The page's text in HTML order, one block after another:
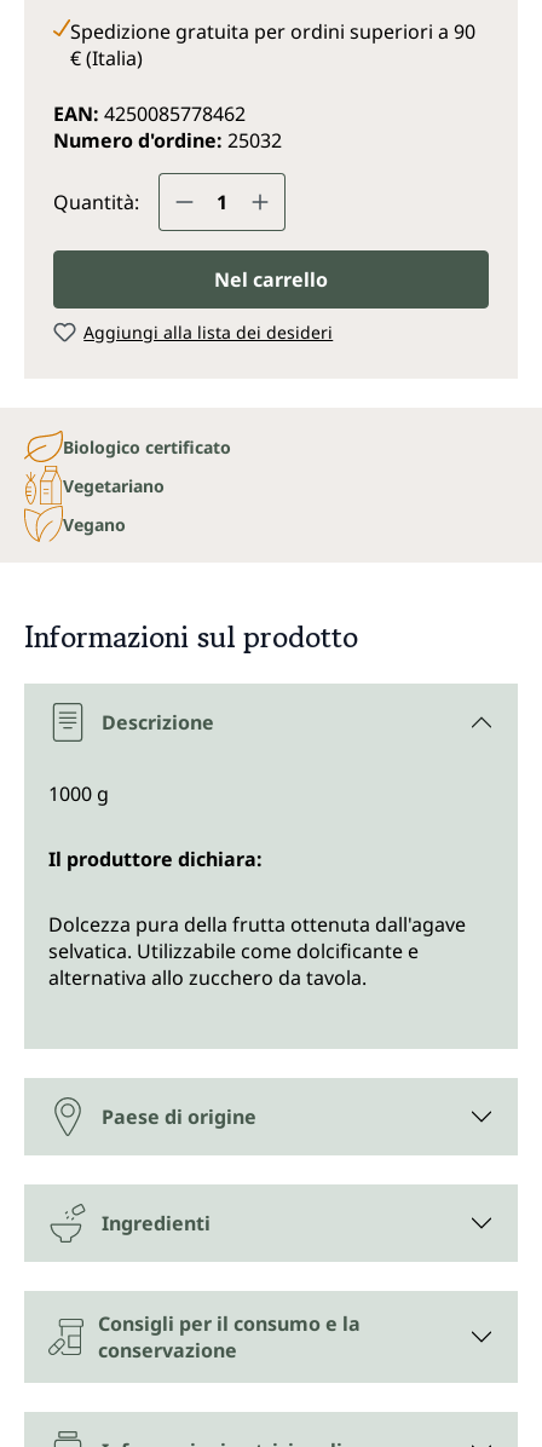
Spedizione gratuita per ordini superiori a 90
€ (Italia)
EAN: 4250085778462
Numero d'ordine: 25032
Quantità: Quantità del prodotto:
Nel carrello
Aggiungi alla lista dei desideri
Biologico certificato
Vegetariano
Vegano
Informazioni sul prodotto
Descrizione
1000 g
Il produttore dichiara:
Dolcezza pura della frutta ottenuta dall'agave
selvatica. Utilizzabile come dolcificante e
alternativa allo zucchero da tavola.
Paese di origine
Ingredienti
Consigli per il consumo e la
conservazione